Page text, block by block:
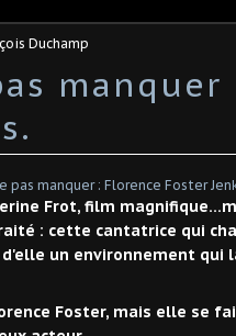
Duchamp
manquer
Frot, film
: cette cantatrice qui
un environnement qui
Foster, mais elle se